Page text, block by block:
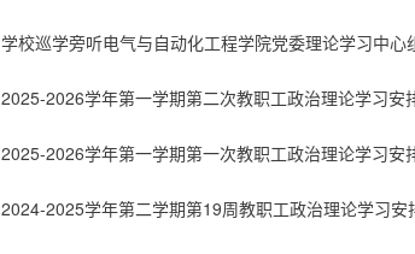
学校巡学旁听电气与自动化工程学院党委理论学习中心
2025-2026学年第一学期第二次教职工政治理论学习安
2025-2026学年第一学期第一次教职工政治理论学习安
2024-2025学年第二学期第19周教职工政治理论学习安